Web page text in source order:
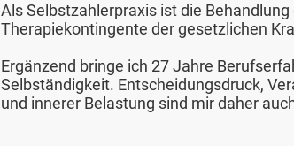
Als Selbstzahlerpraxis ist die
Therapiekontingente der gesetzlichen
Ergänzend bringe ich 27 Jahre
Selbständigkeit. Entscheidungsdruck,
und innerer Belastung sind mir daher